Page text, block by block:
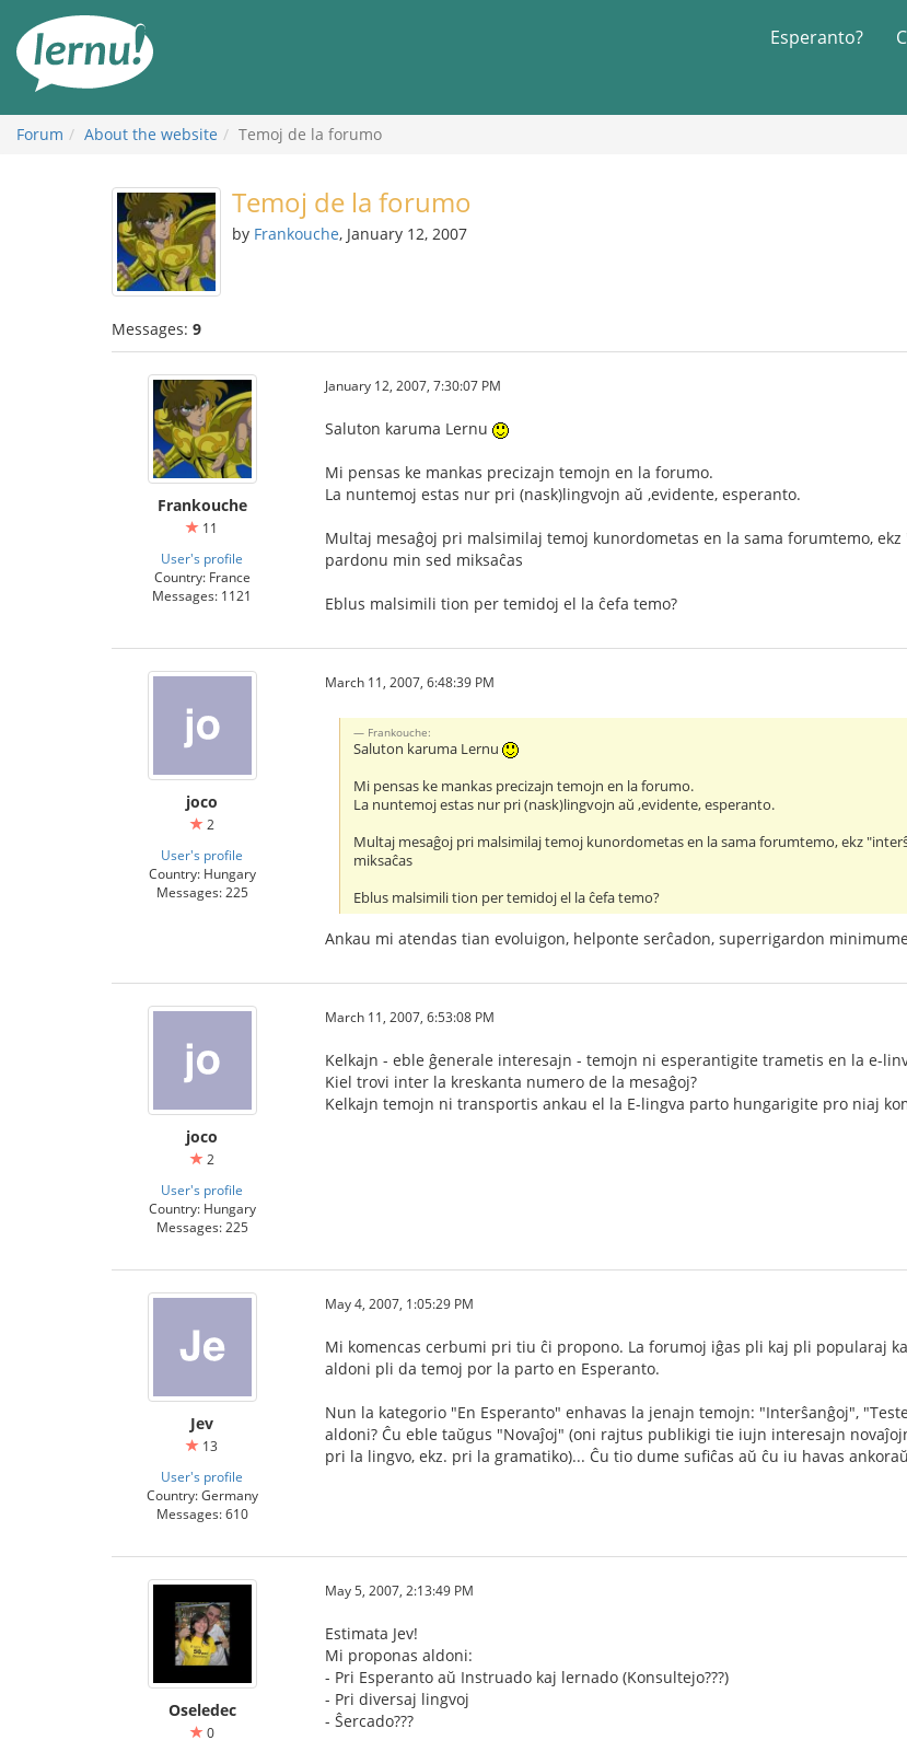
the
content
Esperanto?
Forum About the website Temoj de la forumo
Temoj de la forumo
by Frankouche, January 12, 2007
Messages: 9
Frankouche
11
User's profile
Country: France
Messages: 1121
January 12, 2007, 7:30:07 PM
Saluton karuma Lernu
Mi pensas ke mankas precizajn temojn en la forumo.
La nuntemoj estas nur pri (nask)lingvojn aŭ ,evidente, esperanto.
Multaj mesaĝoj pri malsimilaj temoj kunordometas en la sama forumtemo,
pardonu min sed miksaĉas
Eblus malsimili tion per temidoj el la ĉefa temo?
joco
2
User's profile
Country: Hungary
Messages: 225
March 11, 2007, 6:48:39 PM
Frankouche:
Saluton karuma Lernu
Mi pensas ke mankas precizajn temojn en la forumo.
La nuntemoj estas nur pri (nask)lingvojn aŭ ,evidente, esperanto.
Multaj mesaĝoj pri malsimilaj temoj kunordometas en la sama forumtemo, ekz
miksaĉas
Eblus malsimili tion per temidoj el la ĉefa temo?
Ankau mi atendas tian evoluigon, helponte serĉadon, superrigardon
joco
2
User's profile
Country: Hungary
Messages: 225
March 11, 2007, 6:53:08 PM
Kelkajn - eble ĝenerale interesajn - temojn ni esperantigite trametis en la e-
Kiel trovi inter la kreskanta numero de la mesaĝoj?
Kelkajn temojn ni transportis ankau el la E-lingva parto hungarigite pro niaj
Jev
13
User's profile
Country: Germany
Messages: 610
May 4, 2007, 1:05:29 PM
Mi komencas cerbumi pri tiu ĉi propono. La forumoj iĝas pli kaj pli popularaj
aldoni pli da temoj por la parto en Esperanto.
Nun la kategorio "En Esperanto" enhavas la jenajn temojn: "Interŝanĝoj",
aldoni? Ĉu eble taŭgus "Novaĵoj" (oni rajtus publikigi tie iujn interesajn
pri la lingvo, ekz. pri la gramatiko)... Ĉu tio dume sufiĉas aŭ ĉu iu havas
Oseledec
0
May 5, 2007, 2:13:49 PM
Estimata Jev!
Mi proponas aldoni:
- Pri Esperanto aŭ Instruado kaj lernado (Konsultejo???)
- Pri diversaj lingvoj
- Ŝercado???